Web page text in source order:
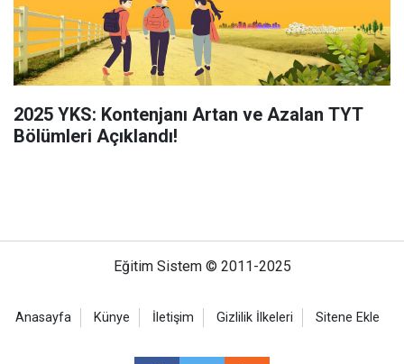
2025 YKS: Kontenjanı Artan ve Azalan TYT
Bölümleri Açıklandı!
Eğitim Sistem © 2011-2025
Anasayfa Künye İletişim Gizlilik İlkeleri Sitene Ekle